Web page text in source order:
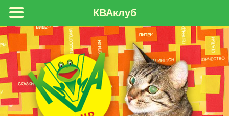
КВАклуб